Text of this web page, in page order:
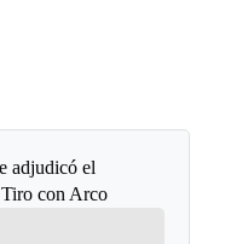
adjudicó el
con Arco